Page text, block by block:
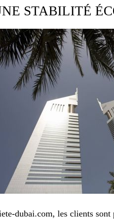
STABILITÉ
dubai.com, les clients